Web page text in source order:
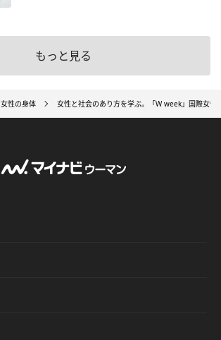
もっと見る
女性の身体 女性と社会のあり方を学ぶ。「W week」国際女性